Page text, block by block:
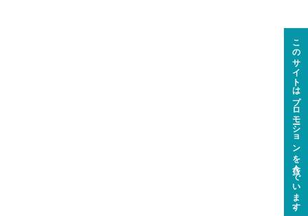
このサイトはプロモーションを含んでいます。